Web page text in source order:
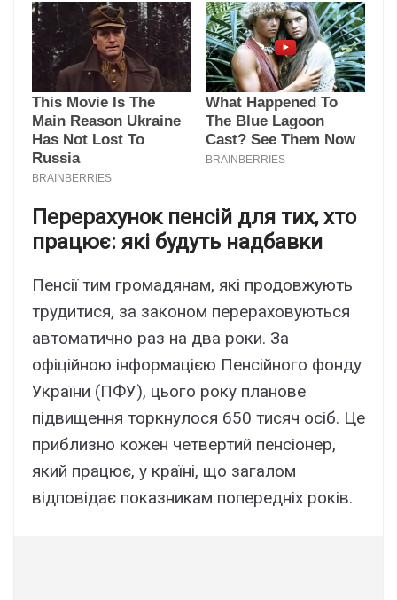
Перерахунок пенсій для тих, хто
працює: які будуть надбавки
Пенсії тим громадянам, які продовжують
трудитися, за законом перераховуються
автоматично раз на два роки. За
офіційною інформацією Пенсійного фонду
України (ПФУ), цього року планове
підвищення торкнулося 650 тисяч осіб. Це
приблизно кожен четвертий пенсіонер,
який працює, у країні, що загалом
відповідає показникам попередніх років.